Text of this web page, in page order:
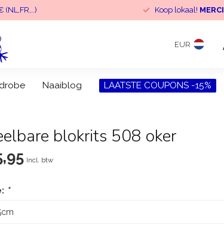
Koop lokaal! MERCI
EUR
Naaiblog LAATSTE COUPONS -15%
blokrits 508 oker
Incl. btw
*